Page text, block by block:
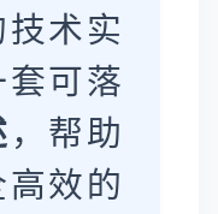
术实
可落
，帮助
效的